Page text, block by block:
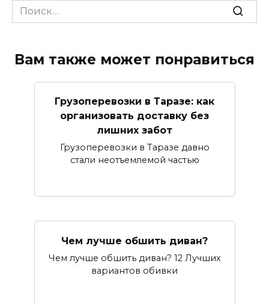
Search
for:
Вам также может понравиться
Грузоперевозки в Таразе: как
организовать доставку без
лишних забот
Грузоперевозки в Таразе давно
стали неотъемлемой частью
Чем лучше обшить диван?
Чем лучше обшить диван? 12 Лучших
вариантов обивки